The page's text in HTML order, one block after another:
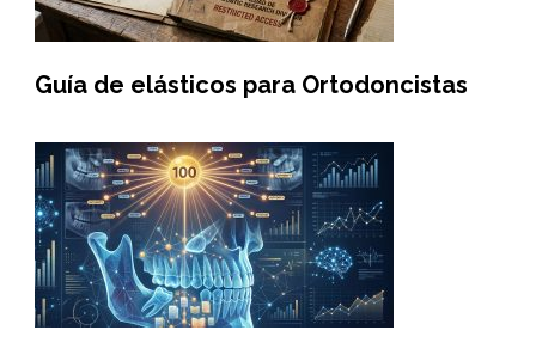
Guía de elásticos para Ortodoncistas